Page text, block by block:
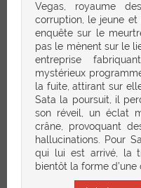
Vegas, royaume
corruption, le jeune
enquête sur le
pas le mènent sur le
entreprise
mystérieux
la fuite, attirant sur
Sata la poursuit, il
son réveil, un éclat
crâne, provoquant
hallucinations. Pour
qui lui est arrivé, la
bientôt la forme d’une